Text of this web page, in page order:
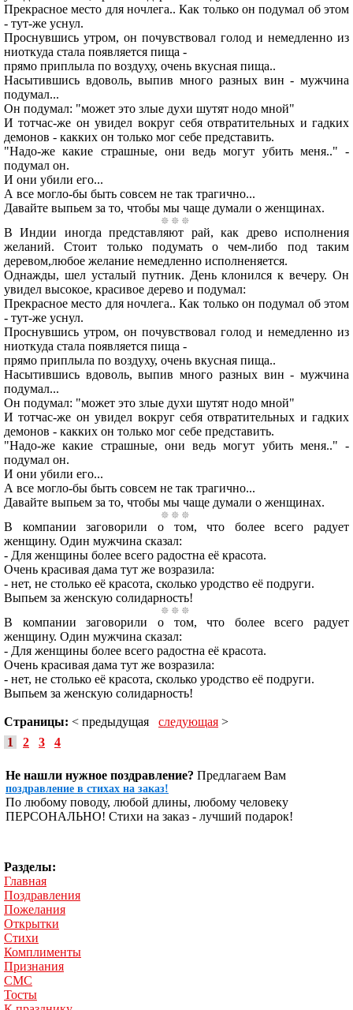
Прекрасное место для ночлега.. Как только он подумал об этом
- тут-же уснул.
Проснувшись утром, он почувствовал голод и немедленно из
ниоткуда стала появляется пища -
прямо приплыла по воздуху, очень вкусная пища..
Насытившись вдоволь, выпив много разных вин - мужчина
подумал...
Он подумал: "может это злые духи шутят нодо мной"
И тотчас-же он увидел вокруг себя отвратительных и гадких
демонов - какких он только мог себе представить.
"Надо-же какие страшные, они ведь могут убить меня.." -
подумал он.
И они убили его...
А все могло-бы быть совсем не так трагично...
Давайте выпьем за то, чтобы мы чаще думали о женщинах.
В Индии иногда представляют рай, как древо исполнения
желаний. Стоит только подумать о чем-либо под таким
деревом,любое желание немедленно исполненяется.
Однажды, шел усталый путник. День клонился к вечеру. Он
увидел высокое, красивое дерево и подумал:
Прекрасное место для ночлега.. Как только он подумал об этом
- тут-же уснул.
Проснувшись утром, он почувствовал голод и немедленно из
ниоткуда стала появляется пища -
прямо приплыла по воздуху, очень вкусная пища..
Насытившись вдоволь, выпив много разных вин - мужчина
подумал...
Он подумал: "может это злые духи шутят нодо мной"
И тотчас-же он увидел вокруг себя отвратительных и гадких
демонов - какких он только мог себе представить.
"Надо-же какие страшные, они ведь могут убить меня.." -
подумал он.
И они убили его...
А все могло-бы быть совсем не так трагично...
Давайте выпьем за то, чтобы мы чаще думали о женщинах.
В компании заговорили о том, что более всего радует
женщину. Один мужчина сказал:
- Для женщины более всего радостна её красота.
Очень красивая дама тут же возразила:
- нет, не столько её красота, сколько уродство её подруги.
Выпьем за женскую солидарность!
В компании заговорили о том, что более всего радует
женщину. Один мужчина сказал:
- Для женщины более всего радостна её красота.
Очень красивая дама тут же возразила:
- нет, не столько её красота, сколько уродство её подруги.
Выпьем за женскую солидарность!
Страницы: < предыдущая следующая >
1
2 3 4
Не нашли нужное поздравление? Предлагаем Вам
поздравление в стихах на заказ!
По любому поводу, любой длины, любому человеку
ПЕРСОНАЛЬНО! Стихи на заказ - лучший подарок!
Разделы:
Главная
Поздравления
Пожелания
Открытки
Стихи
Комплименты
Признания
СМС
Тосты